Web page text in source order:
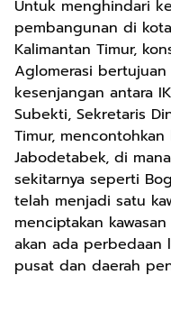
Untuk menghindari
pembangunan di
Kalimantan Timur,
Aglomerasi
kesenjangan antara
Subekti, Sekretaris
Timur,
Jabodetabek, di
sekitarnya seperti
telah menjadi satu
menciptakan
akan ada perbedaan
pusat dan daerah